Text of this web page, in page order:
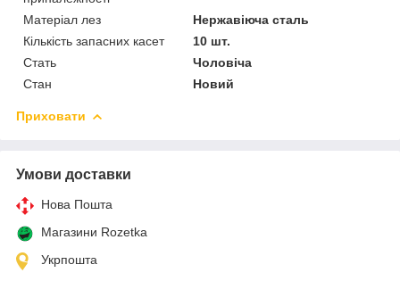
Матеріал лез
Нержавіюча сталь
Кількість запасних касет
10 шт.
Стать
Чоловіча
Стан
Новий
Приховати
Умови доставки
Нова Пошта
Магазини Rozetka
Укрпошта